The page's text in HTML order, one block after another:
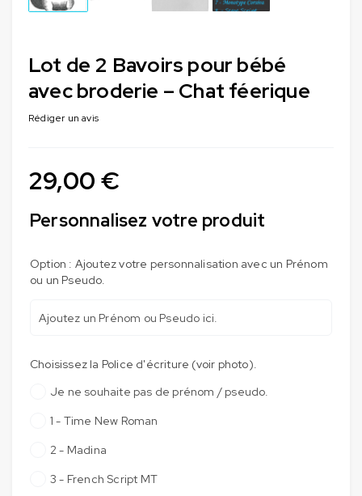
Lot de 2 Bavoirs pour bébé
avec broderie – Chat féerique
Rédiger un avis
29,00 €
Personnalisez votre produit
Option : Ajoutez votre personnalisation avec un Prénom
ou un Pseudo.
Choisissez la Police d'écriture (voir photo).
Je ne souhaite pas de prénom / pseudo.
1 - Time New Roman
2 - Madina
3 - French Script MT